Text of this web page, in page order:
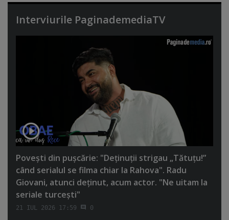
Interviurile PaginademediaTV
Poveşti din puşcărie: "Deţinuţii strigau „Tătuţu!”
când serialul se filma chiar la Rahova". Radu
Giovani, atunci deţinut, acum actor. "Ne uitam la
seriale turceşti"
21 IUL 2026 17:59 0